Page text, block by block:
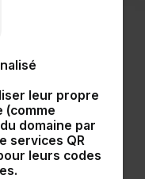
leur propre
(comme
domaine par
services QR
leurs codes